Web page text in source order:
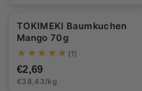
TOKIMEKI Baumkuchen
Mango 70g
★★★★★ (1)
€2,69
€38,43/kg